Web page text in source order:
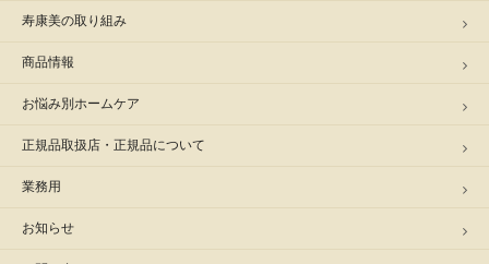
寿康美の取り組み
商品情報
お悩み別ホームケア
正規品取扱店・正規品について
業務用
お知らせ